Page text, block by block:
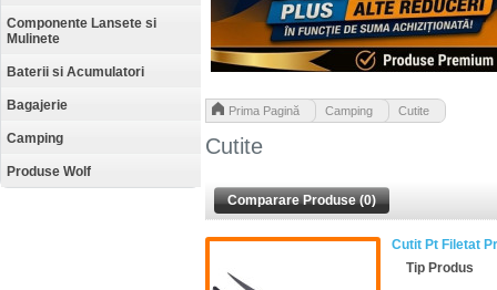
Componente Lansete si
Mulinete
Baterii si Acumulatori
Bagajerie
Camping
Produse Wolf
Prima Pagină Camping Cutite
Cutite
Comparare Produse (0)
Cutit Pt Filetat
Tip Produs